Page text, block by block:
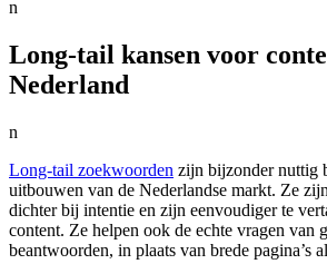
n
Long-tail kansen voor
Nederland
n
Long-tail zoekwoorden zijn bijzonder nuttig
uitbouwen van de Nederlandse markt. Ze
dichter bij intentie en zijn eenvoudiger te
content. Ze helpen ook de echte vragen van
beantwoorden, in plaats van brede pagina’s